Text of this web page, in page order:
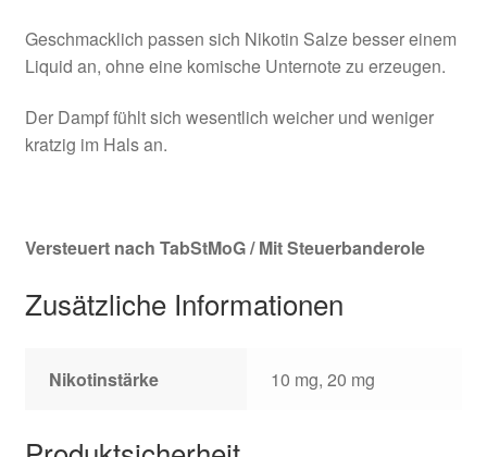
Geschmacklich passen sich Nikotin Salze besser einem
Liquid an, ohne eine komische Unternote zu erzeugen.
Der Dampf fühlt sich wesentlich weicher und weniger
kratzig im Hals an.
Versteuert nach TabStMoG / Mit Steuerbanderole
Zusätzliche Informationen
Nikotinstärke 10 mg, 20 mg